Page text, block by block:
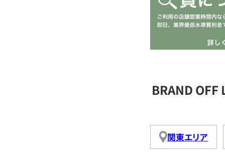
BRAND
関東エリア